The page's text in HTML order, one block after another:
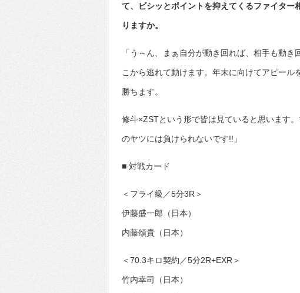
て、ビシッとポイントを抑えてくるファイタ
りますか。
「う～ん、まぁ自分が動き回れば、相手も動
こから逃れて動けます。年末に向けてアピー
勝ちます。
修斗×ZSTという形で皆は見ていると思います
のヤツには負けられないです!!」
■ 対戦カード
＜フライ級／5分3R＞
伊藤盛一郎（日本）
内藤頌貴（日本）
＜70.3キロ契約／5分2R+EXR＞
竹内幸司（日本）